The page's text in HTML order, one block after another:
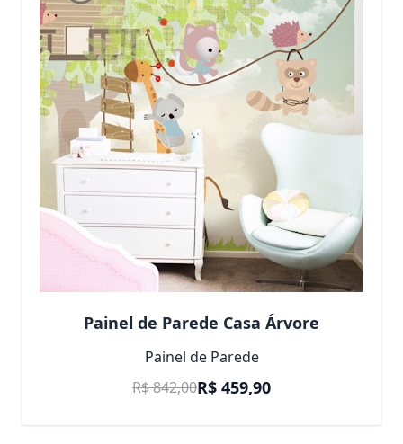
Painel de Parede Casa Árvore
Painel de Parede
Preço Promocional
R$ 459,90
R$ 842,00